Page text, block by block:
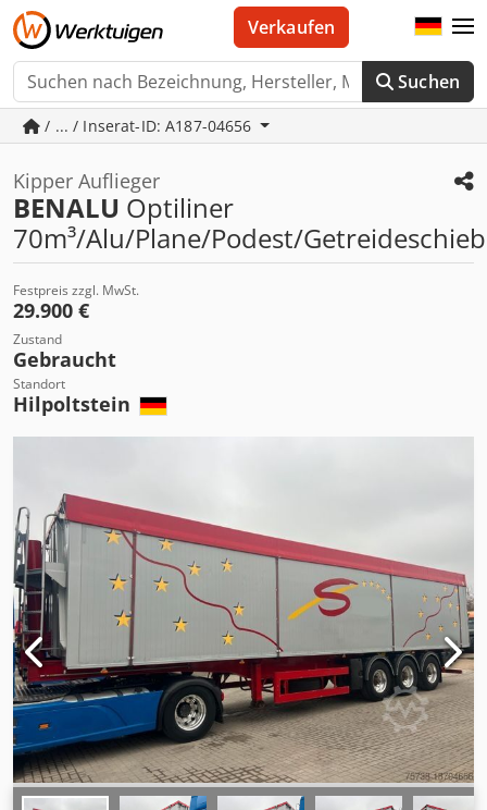
Suchen
Verkaufen
/ ... / Inserat-ID: A187-04656
Kipper Auflieger
BENALU Optiliner
70m³/Alu/Plane/Podest/
Festpreis zzgl. MwSt.
29.900 €
Zustand
Gebraucht
Standort
Hilpoltstein